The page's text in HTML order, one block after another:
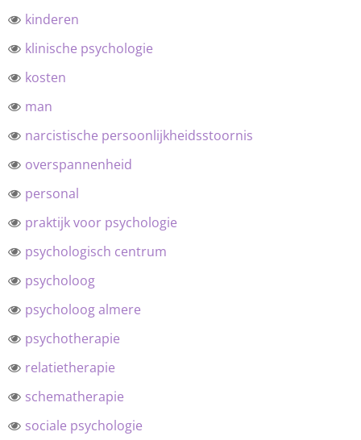
kinderen
klinische psychologie
kosten
man
narcistische persoonlijkheidsstoornis
overspannenheid
personal
praktijk voor psychologie
psychologisch centrum
psycholoog
psycholoog almere
psychotherapie
relatietherapie
schematherapie
sociale psychologie